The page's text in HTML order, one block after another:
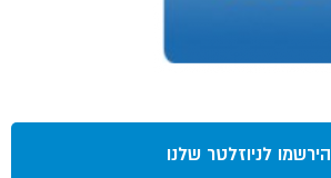
הירשמו לניוזלטר שלנו